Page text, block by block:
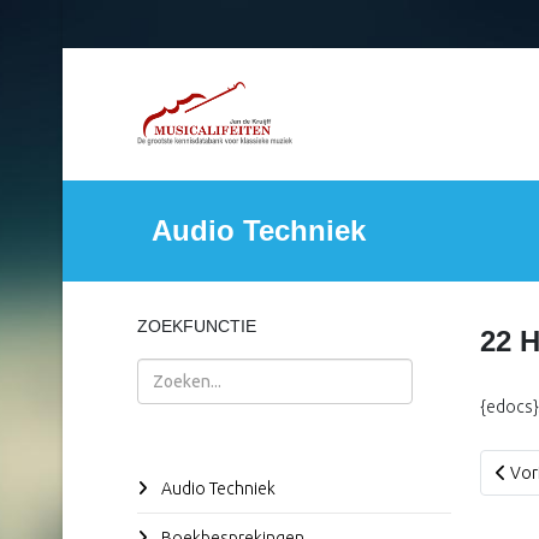
Audio Techniek
ZOEKFUNCTIE
Zoeken
Audio Techniek
22
Vorig